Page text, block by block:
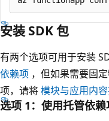
安装 SDK 包
有两个选项可用于安装
依赖项 ，但如果需要固
项，请将模块与应用内
选项 1：使用托管依赖